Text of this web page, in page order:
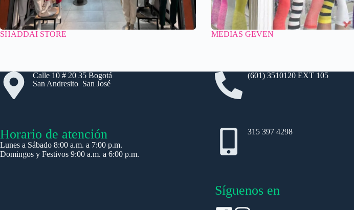
SHADDAI STORE MEDIAS GEVEN
Calle 10 # 20 35 Bogotá
San Andresito San José
Horario de atención
Lunes a Sábado 8:00 a.m. a 7:00 p.m.
Domingos y Festivos 9:00 a.m. a 6:00 p.m.
(601) 3510120 EXT 105
315 397 4298
Síguenos en